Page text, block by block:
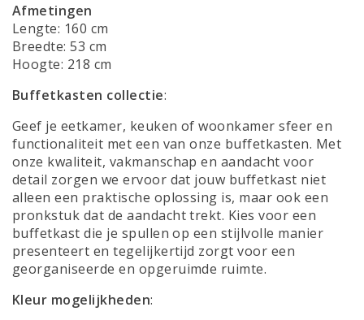
Afmetingen
Lengte: 160 cm
Breedte: 53 cm
Hoogte: 218 cm
Buffetkasten collectie:
Geef je eetkamer, keuken of woonkamer sfeer en
functionaliteit met een van onze buffetkasten. Met
onze kwaliteit, vakmanschap en aandacht voor
detail zorgen we ervoor dat jouw buffetkast niet
alleen een praktische oplossing is, maar ook een
pronkstuk dat de aandacht trekt. Kies voor een
buffetkast die je spullen op een stijlvolle manier
presenteert en tegelijkertijd zorgt voor een
georganiseerde en opgeruimde ruimte.
Kleur mogelijkheden: